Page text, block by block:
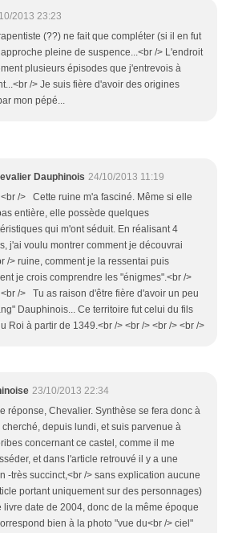
2013 23:23
(??) ne fait que compléter (si il en fut
pleine de suspence...<br /> L'endroit
plusieurs épisodes que j'entrevois à
/> Je suis fière d'avoir des origines
mon pépé...
Dauphinois 24/10/2013 11:19
/> Cette ruine m'a fasciné. Même si elle
entière, elle possède quelques
qui m'ont séduit. En réalisant 4
j'ai voulu montrer comment je découvrai
/> ruine, comment je la ressentai puis
je crois comprendre les "énigmes".<br />
/> Tu as raison d'être fière d'avoir un peu
Dauphinois... Ce territoire fut celui du fils
Roi à partir de 1349.<br /> <br /> <br /> <br />
23/10/2013 22:34
réponse, Chevalier. Synthèse se fera donc à
cherché, depuis lundi, et suis parvenue à
concernant ce castel, comme il me
et dans l'article retrouvé il y a une
-très succinct,<br /> sans explication aucune
portant uniquement sur des personnages)
livre date de 2004, donc de la même époque
bien à la photo "vue du<br /> ciel"